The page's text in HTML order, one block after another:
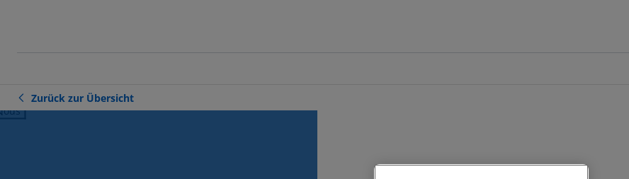
Zurück zur Übersicht